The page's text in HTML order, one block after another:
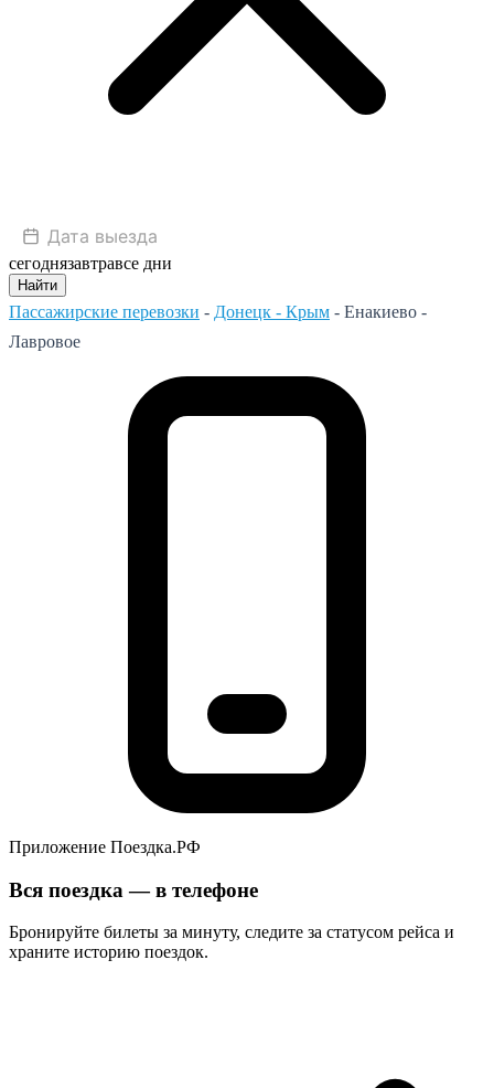
сегоднязавтравсе дни
Найти
Пассажирские перевозки - Донецк - Крым - Енакиево -
Лавровое
Приложение Поездка.РФ
Вся поездка — в телефоне
Бронируйте билеты за минуту, следите за статусом рейса и
храните историю поездок.